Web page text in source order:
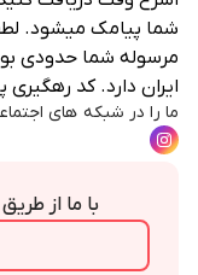
شما پیامک میشود.
مرسوله شما حدودی
ایران دارد. کد
ما را در شبکه های
با ما از